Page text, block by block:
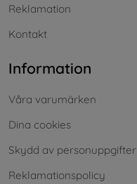
Reklamation
Kontakt
Information
Våra varumärken
Dina cookies
Skydd av personuppgifter
Reklamationspolicy